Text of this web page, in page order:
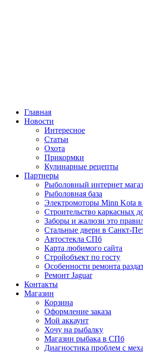
Главная
Новости
Интересное
Статьи
Охота
Прикормки
Кулинарные рецепты
Партнеры
Рыболовный интернет
Рыболовная база
Электромоторы Minn Kota
Строительство каркасных
Заборы и жалюзи это
Стальные двери в Санкт-
Автостекла СПб
Карта любимого сайта
Стройобъект по госту
Особенности ремонта
Ремонт Jaguar
Контакты
Магазин
Корзина
Оформление заказа
Мой аккаунт
Хочу на рыбалку
Магазин рыбака в СПб
Диагностика проблем с